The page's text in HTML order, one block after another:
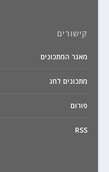
קישורים
מאגר המתכונים
מתכונים לחג
פורום
RSS